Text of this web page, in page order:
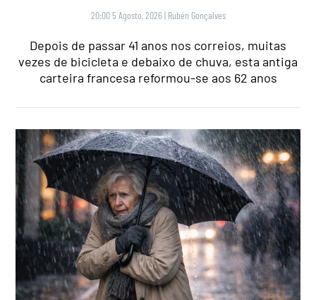
20:00 5 Agosto, 2026 | Rubén Gonçalves
Depois de passar 41 anos nos correios, muitas
vezes de bicicleta e debaixo de chuva, esta antiga
carteira francesa reformou-se aos 62 anos